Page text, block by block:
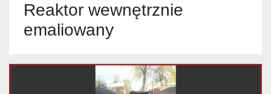
Reaktor wewnętrznie
emaliowany